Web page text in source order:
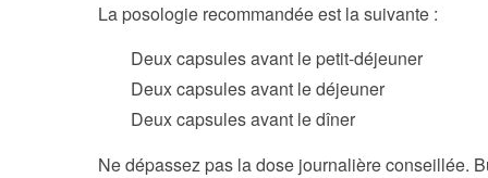
La posologie recommandée est la suivante :
Deux capsules avant le petit-déjeuner
Deux capsules avant le déjeuner
Deux capsules avant le dîner
Ne dépassez pas la dose journalière conseillée.